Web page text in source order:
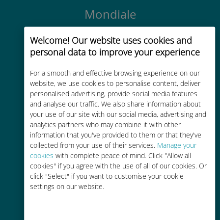
Welcome! Our website uses cookies and
personal data to improve your experience
For a smooth and effective browsing experience on our
website, we use cookies to personalise content, deliver
personalised advertising, provide social media features
and analyse our traffic. We also share information about
your use of our site with our social media, advertising and
analytics partners who may combine it with other
information that you've provided to them or that they've
collected from your use of their services. Manage your
cookies with complete peace of mind. Click "Allow all
cookies" if you agree with the use of all of our cookies. Or
click "Select" if you want to customise your cookie
settings on our website.
Mondiale
Connectivité cellulaire mondiale de
haute qualité dans plus de
200 destinations
Économique
Jusqu'à 90 % moins cher que les
frais d'itinérance avec votre
opérateur habituel